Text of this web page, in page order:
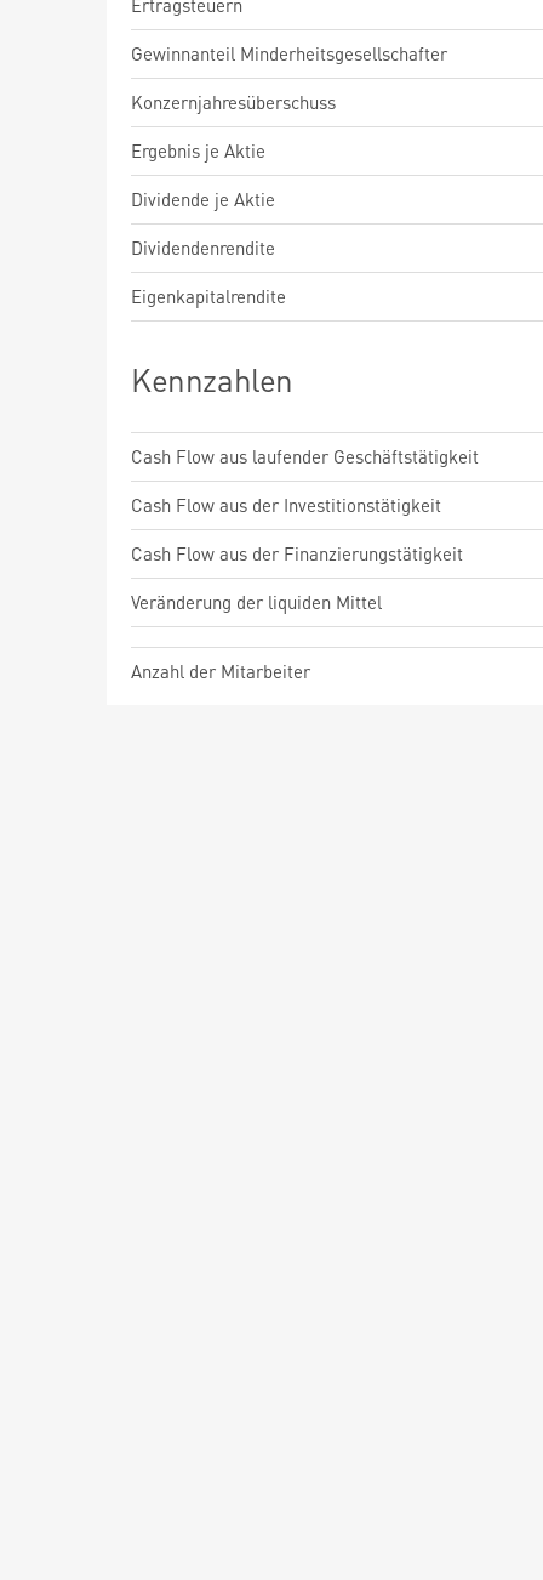
Ertragsteuern
Gewinnanteil Minderheitsgesellschafter
Konzernjahresüberschuss
Ergebnis je Aktie
Dividende je Aktie
Dividendenrendite
Eigenkapitalrendite
Kennzahlen
Cash Flow aus laufender Geschäftstätigkeit
Cash Flow aus der Investitionstätigkeit
Cash Flow aus der Finanzierungstätigkeit
Veränderung der liquiden Mittel
Anzahl der Mitarbeiter